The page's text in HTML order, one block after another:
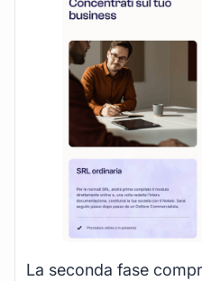
La seconda fase